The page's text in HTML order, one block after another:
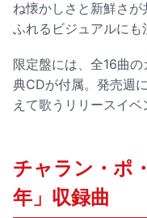
ね懐かしさと新鮮さ
ふれるビジュアルにも
限定盤には、全16曲
典CDが付属。発売週
えて歌うリリースイベ
チャラン・ポ
年」収録曲